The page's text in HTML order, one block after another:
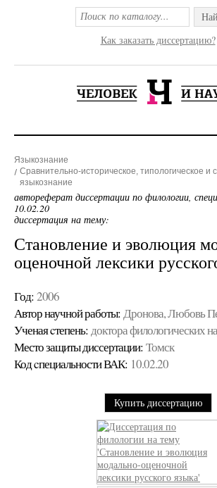
Как заказать диссертацию?
Языкознание
Сравнительно-историческое, типологическое и
языкознание
автореферат диссертации по филологии,
10.02.20
диссертация на тему:
Становление и эволюция
оценочной лексики
Год: 2006
Автор научной работы: Дронова, Любовь
Ученая cтепень: доктора филологических
Место защиты диссертации: Томск
Код cпециальности ВАК: 10.02.20
Купить диссертацию